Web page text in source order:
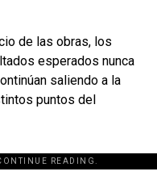
de las obras, los
esperados nunca
saliendo a la
puntos del
READING.